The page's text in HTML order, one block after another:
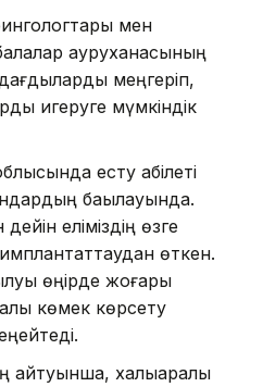
мен
ауруханасының
меңгеріп,
игеруге мүмкіндік
есту қабілеті
бақылауында.
еліміздің өзге
өткен.
өңірде жоғары
көмек көрсету
халықаралық